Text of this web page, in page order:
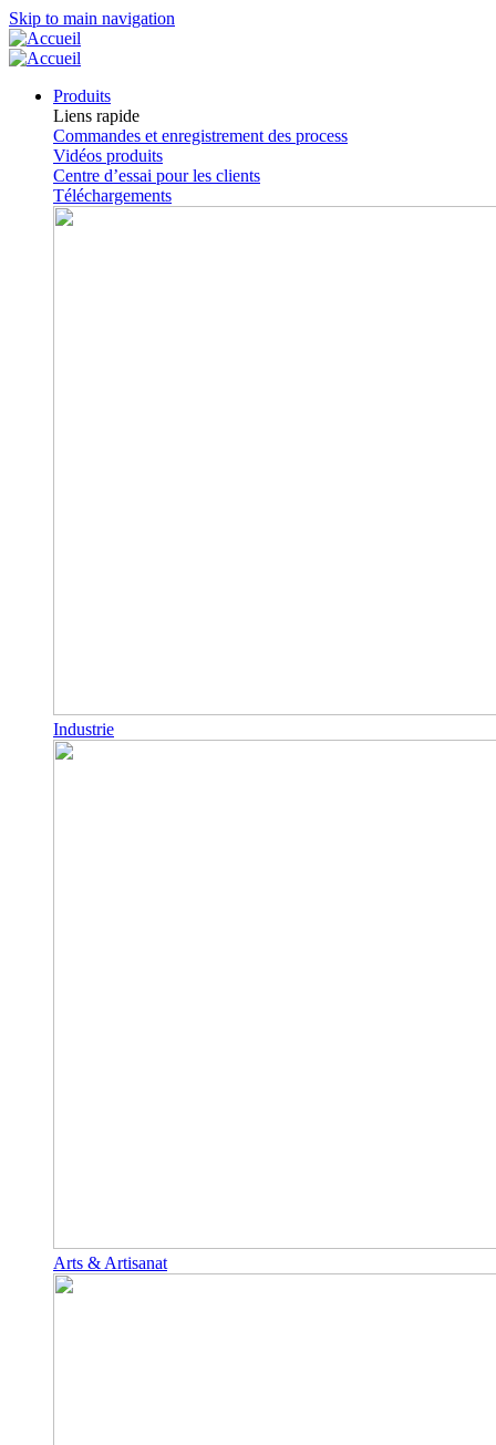
Skip to main navigation
Produits
Liens rapide
Commandes et enregistrement des process
Vidéos produits
Centre d’essai pour les clients
Téléchargements
Industrie
Arts & Artisanat